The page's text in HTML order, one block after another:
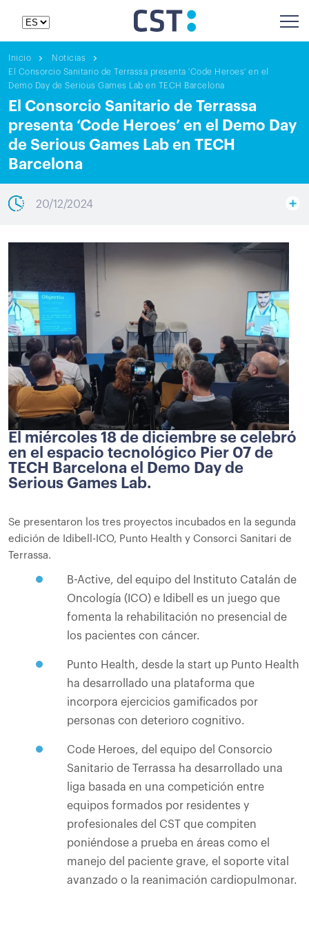
Inicio
Noticias
El Consorcio Sanitario de Terrassa presenta 'Code Heroes' en el
Demo Day de Serious Games Lab en TECH Barcelona
El Consorcio Sanitario de Terrassa
presenta ‘Code Heroes’ en el Demo Day
de Serious Games Lab en TECH
Barcelona
20/12/2024
El miércoles 18 de diciembre se celebró
en el espacio tecnológico Pier 07 de
TECH Barcelona el Demo Day de
Serious Games Lab.
Se presentaron los tres proyectos incubados en la segunda
edición de Idibell-ICO, Punto Health y Consorci Sanitari de
Terrassa.
B-Active, del equipo del Instituto Catalán de
Oncología (ICO) e Idibell es un juego que
fomenta la rehabilitación no presencial de
los pacientes con cáncer.
Punto Health, desde la start up Punto Health
ha desarrollado una plataforma que
incorpora ejercicios gamificados por
personas con deterioro cognitivo.
Code Heroes, del equipo del Consorcio
Sanitario de Terrassa ha desarrollado una
liga basada en una competición entre
equipos formados por residentes y
profesionales del CST que compiten
poniéndose a prueba en áreas como el
manejo del paciente grave, el soporte vital
avanzado o la reanimación cardiopulmonar.